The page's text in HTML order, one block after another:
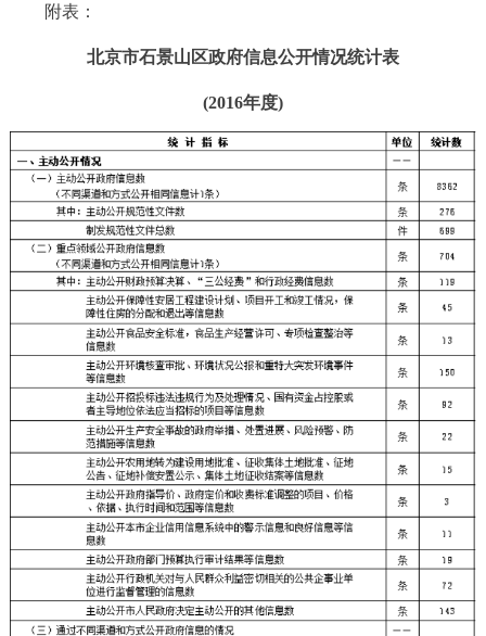
附表：
北京市石景山区政府信息公开情况统计表
(2016年度)